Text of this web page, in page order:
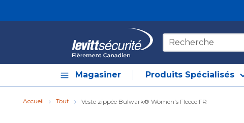
Recherche sur le site
Magasiner Produits Spécialisés
Accueil Tout Veste zippée Bulwark® Women's Fleece FR